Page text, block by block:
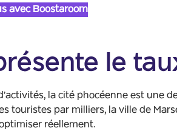
avec Boostaroom
le
la cité phocéenne est une
touristes par milliers, la ville de
réellement.